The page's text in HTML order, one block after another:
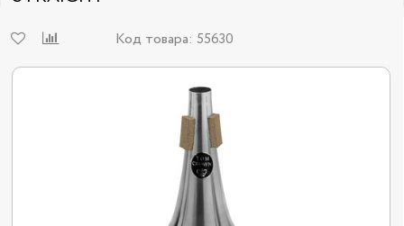
Код товара: 55630